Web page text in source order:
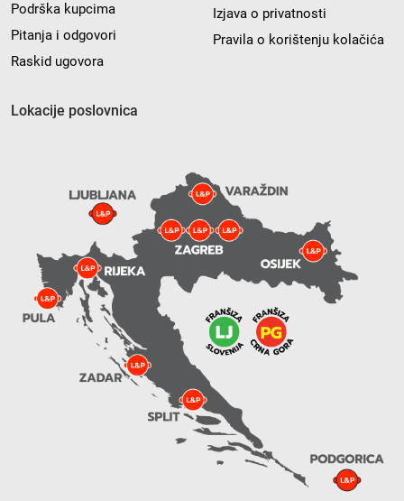
Podrška kupcima
Pitanja i odgovori
Raskid ugovora
Izjava o privatnosti
Pravila o korištenju kolačića
Lokacije poslovnica